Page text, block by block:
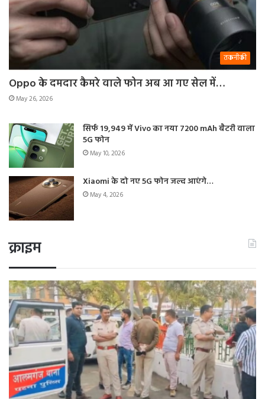
तकनीकी
Oppo के दमदार कैमरे वाले फोन अब आ गए सेल में…
May 26, 2026
सिर्फ 19,949 में Vivo का नया 7200 mAh बैटरी वाला
5G फोन
May 10, 2026
Xiaomi के दो नए 5G फोन जल्द आएंगे…
May 4, 2026
क्राइम